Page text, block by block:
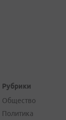
Рубрики
Общество
Политика